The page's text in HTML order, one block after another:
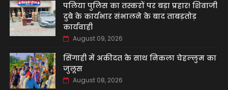
पलिया पुलिस का तस्करों पर बड़ा प्रहार! शिवाजी
दुबे के कार्यभार संभालने के बाद ताबड़तोड़
कार्यवाही
August 09, 2026
सिंगाही में अकीदत के साथ निकला चेहल्लुम का
जुलूस
August 08, 2026